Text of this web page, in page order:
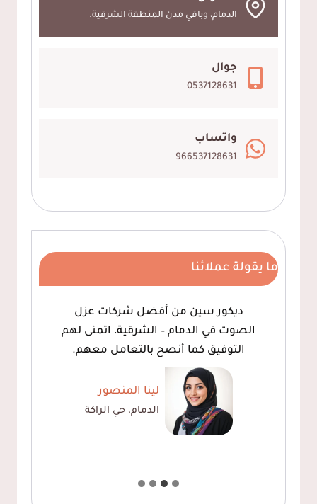
الجبيلالدمام، وباقي مدن المنطقة الشرقية.
جوال
0537128631
واتساب
966537128631
ما يقولة عملائنا
ديكور سين من أفضل شركات عزل
الصوت في الدمام – الشرقية، اتمنى لهم
التوفيق كما أنصح بالتعامل معهم.
لينا المنصور
الدمام، حي الراكة